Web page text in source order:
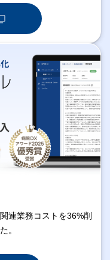
連業務コストを36%削
。